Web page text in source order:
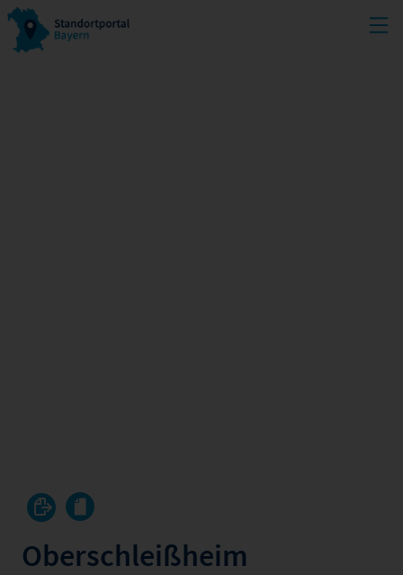
Oberschleißheim